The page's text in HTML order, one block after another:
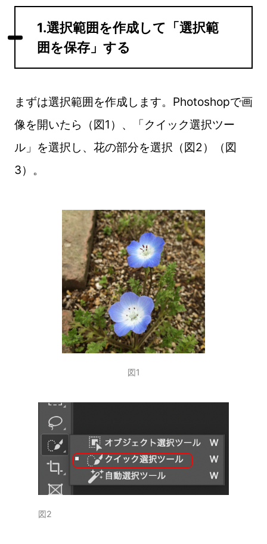
1.選択範囲を作成して「選択範
囲を保存」する
まずは選択範囲を作成します。Photoshopで画
像を開いたら（図1）、「クイック選択ツー
ル」を選択し、花の部分を選択（図2）（図
3）。
図1
図2